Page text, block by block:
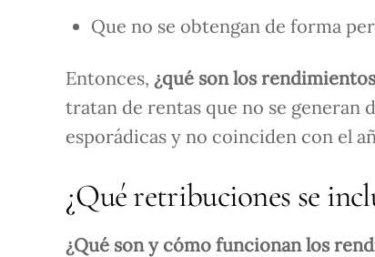
Que no se obtengan de forma
Entonces, ¿qué son los
tratan de rentas que no se generan
esporádicas y no coinciden con el
¿Qué retribuciones se
¿Qué son y cómo funcionan los